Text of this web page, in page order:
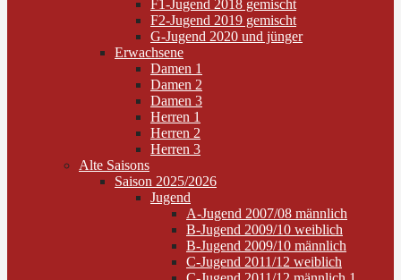
F1-Jugend 2018 gemischt
F2-Jugend 2019 gemischt
G-Jugend 2020 und jünger
Erwachsene
Damen 1
Damen 2
Damen 3
Herren 1
Herren 2
Herren 3
Alte Saisons
Saison 2025/2026
Jugend
A-Jugend 2007/08 männlich
B-Jugend 2009/10 weiblich
B-Jugend 2009/10 männlich
C-Jugend 2011/12 weiblich